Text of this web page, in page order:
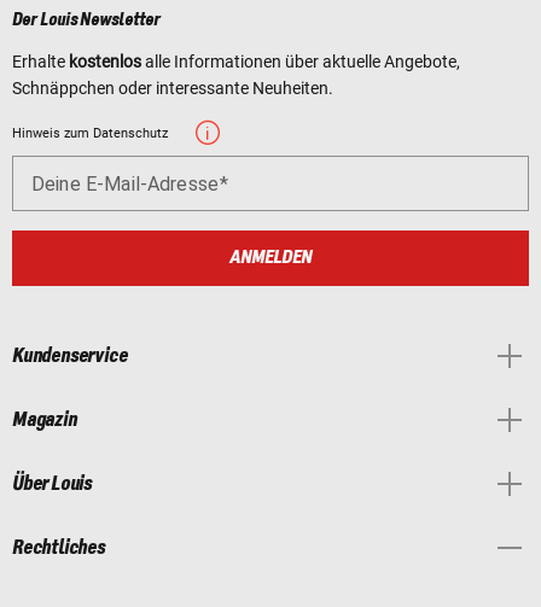
Der Louis Newsletter
Erhalte kostenlosalle Informationen über aktuelle Angebote,
Schnäppchen oder interessante Neuheiten.
Hinweis zum Datenschutz
Deine E-Mail-Adresse
ANMELDEN
Kundenservice
Magazin
Über Louis
Rechtliches